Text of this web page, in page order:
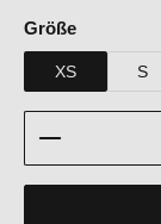
Größeauswählen
XS S
Produkt